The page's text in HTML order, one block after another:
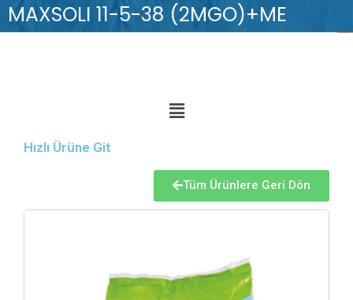
MAXSOLI 11-5-38 (2MGO)+ME
Hızlı Ürüne Git
Tüm Ürünlere Geri Dön